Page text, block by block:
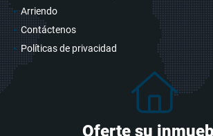
Arriendo
Contáctenos
Políticas de privacidad
Oferte su